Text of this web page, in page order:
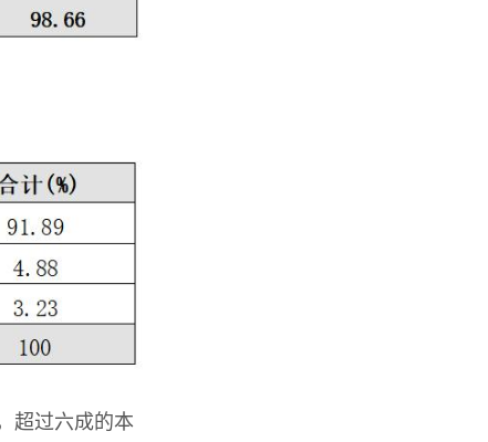
超过六成的本